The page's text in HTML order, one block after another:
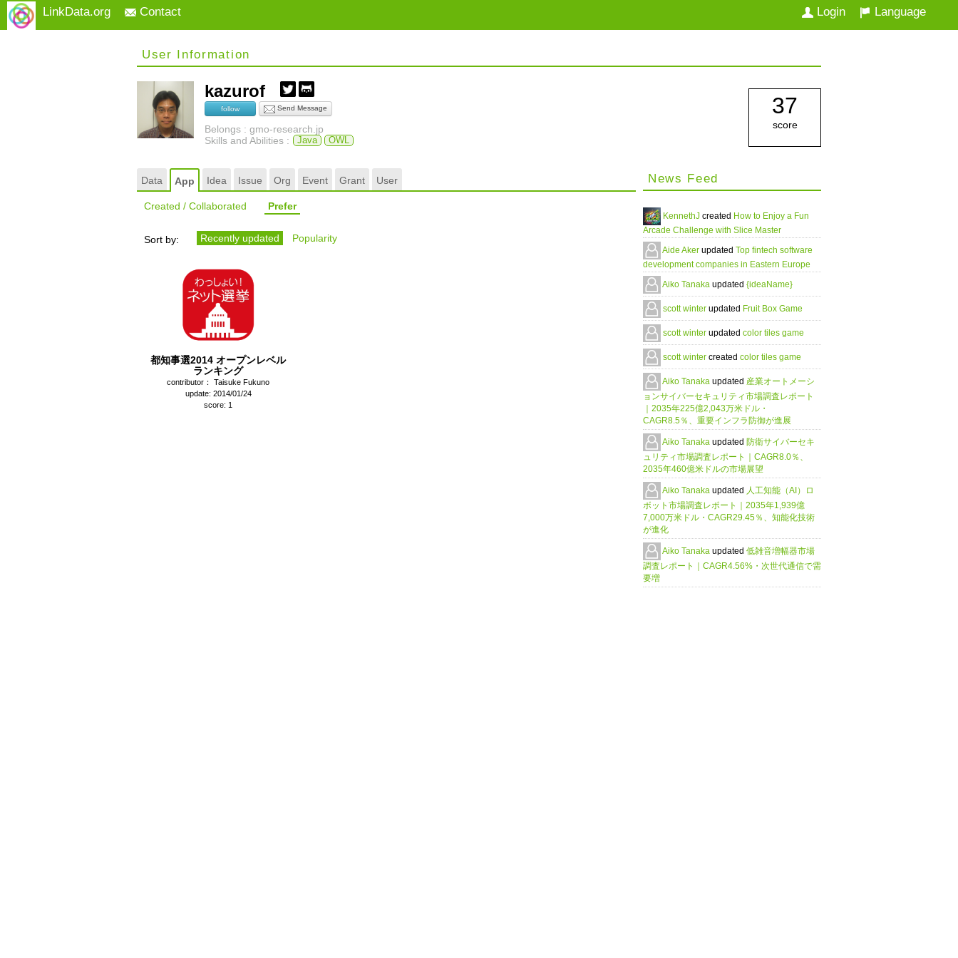
LinkData.org Contact Language
Login
User Information
kazurof
follow Send Message
Belongs : gmo-research.jp
Skills and Abilities :
Java OWL
37
score
Data App Idea Issue Org Event Grant User
Created / Collaborated Prefer
Sort by: Recently updated Popularity
都知事選2014 オープンレベル
ランキング
contributor： Taisuke Fukuno
update: 2014/01/24
score: 1
News Feed
KennethJ created How to Enjoy a Fun
Arcade Challenge with Slice Master
Aide Aker updated Top fintech software
development companies in Eastern Europe
Aiko Tanaka updated {ideaName}
scott winter updated Fruit Box Game
scott winter updated color tiles game
scott winter created color tiles game
Aiko Tanaka updated 産業オートメーシ
ョンサイバーセキュリティ市場調査レポート
｜2035年225億2,043万米ドル・
CAGR8.5％、重要インフラ防御が進展
Aiko Tanaka updated 防衛サイバーセキ
ュリティ市場調査レポート｜CAGR8.0％、
2035年460億米ドルの市場展望
Aiko Tanaka updated 人工知能（AI）ロ
ボット市場調査レポート｜2035年1,939億
7,000万米ドル・CAGR29.45％、知能化技術
が進化
Aiko Tanaka updated 低雑音増幅器市場
調査レポート｜CAGR4.56%・次世代通信で需
要増